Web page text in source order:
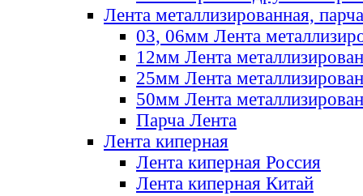
Лента металлизированная, парча
03, 06мм Лента
12мм Лента
25мм Лента
50мм Лента
Парча Лента
Лента киперная
Лента киперная Россия
Лента киперная Китай